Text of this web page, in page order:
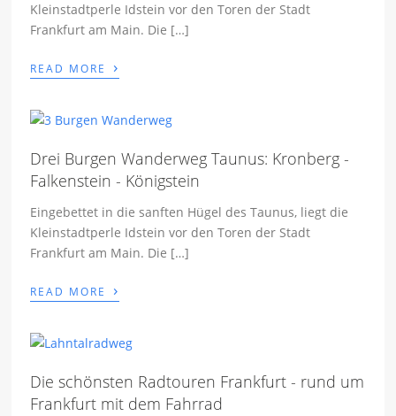
Kleinstadtperle Idstein vor den Toren der Stadt
Frankfurt am Main. Die […]
READ MORE ›
Drei Burgen Wanderweg Taunus: Kronberg -
Falkenstein - Königstein
Eingebettet in die sanften Hügel des Taunus, liegt die
Kleinstadtperle Idstein vor den Toren der Stadt
Frankfurt am Main. Die […]
READ MORE ›
Die schönsten Radtouren Frankfurt - rund um
Frankfurt mit dem Fahrrad